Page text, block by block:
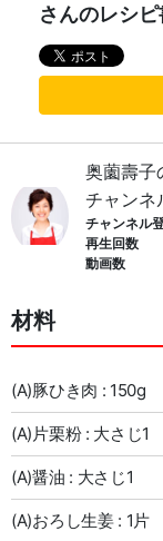
さんのレシ
奥薗壽子
チャンネ
チャンネル
再生回数
動画数
材料
(A)豚ひき肉 : 150g
(A)片栗粉 : 大さじ1
(A)醤油 : 大さじ1
(A)おろし生姜 : 1片